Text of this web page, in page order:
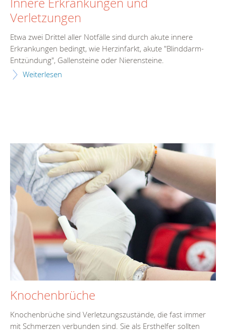
Verletzungen
Etwa zwei Drittel aller Notfälle sind durch akute innere
Erkrankungen bedingt, wie Herzinfarkt, akute "Blinddarm-
Entzündung", Gallensteine oder Nierensteine.
Weiterlesen
Knochenbrüche
Knochenbrüche sind Verletzungszustände, die fast immer
mit Schmerzen verbunden sind. Sie als Ersthelfer sollten